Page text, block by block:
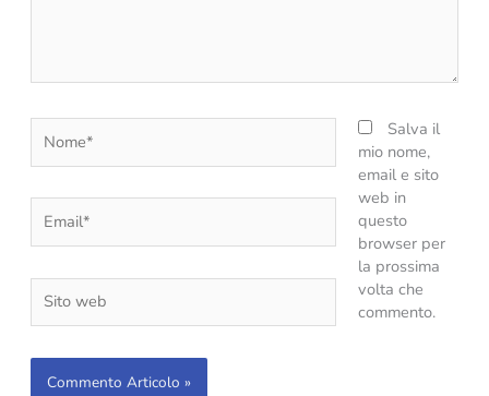
web
Salva il
mio nome,
email e sito
web in
questo
browser per
la prossima
volta che
commento.